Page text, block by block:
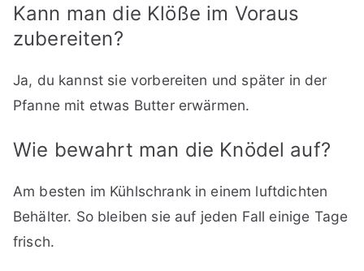
Kann man die Klöße im Voraus
zubereiten?
Ja, du kannst sie vorbereiten und später in der
Pfanne mit etwas Butter erwärmen.
Wie bewahrt man die Knödel auf?
Am besten im Kühlschrank in einem luftdichten
Behälter. So bleiben sie auf jeden Fall einige Tage
frisch.